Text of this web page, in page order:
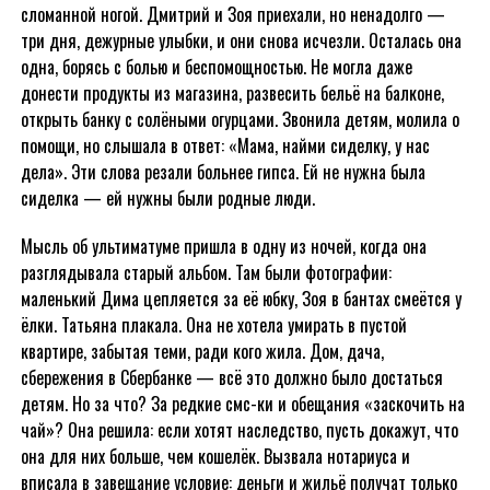
сломанной ногой. Дмитрий и Зоя приехали, но ненадолго —
три дня, дежурные улыбки, и они снова исчезли. Осталась она
одна, борясь с болью и беспомощностью. Не могла даже
донести продукты из магазина, развесить бельё на балконе,
открыть банку с солёными огурцами. Звонила детям, молила о
помощи, но слышала в ответ: «Мама, найми сиделку, у нас
дела». Эти слова резали больнее гипса. Ей не нужна была
сиделка — ей нужны были родные люди.
Мысль об ультиматуме пришла в одну из ночей, когда она
разглядывала старый альбом. Там были фотографии:
маленький Дима цепляется за её юбку, Зоя в бантах смеётся у
ёлки. Татьяна плакала. Она не хотела умирать в пустой
квартире, забытая теми, ради кого жила. Дом, дача,
сбережения в Сбербанке — всё это должно было достаться
детям. Но за что? За редкие смс-ки и обещания «заскочить на
чай»? Она решила: если хотят наследство, пусть докажут, что
она для них больше, чем кошелёк. Вызвала нотариуса и
вписала в завещание условие: деньги и жильё получат только